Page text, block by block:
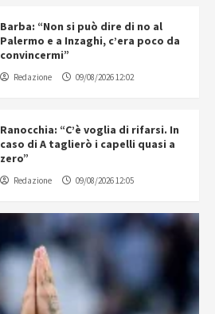
Barba: “Non si può dire di no al
Palermo e a Inzaghi, c’era poco da
convincermi”
Redazione 09/08/2026 12:02
Ranocchia: “C’è voglia di rifarsi. In
caso di A taglierò i capelli quasi a
zero”
Redazione 09/08/2026 12:05